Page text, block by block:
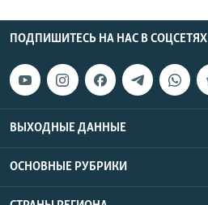
ПОДПИШИТЕСЬ НА НАС В СОЦСЕТЯХ
ВЫХОДНЫЕ ДАННЫЕ
ОСНОВНЫЕ РУБРИКИ